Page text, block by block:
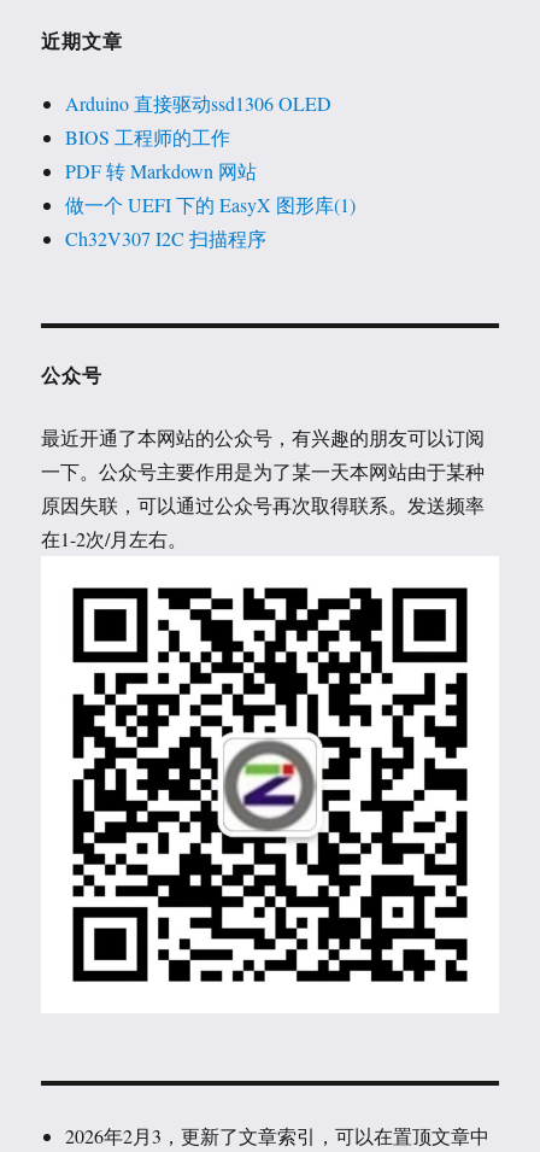
近期文章
Arduino 直接驱动ssd1306 OLED
BIOS 工程师的工作
PDF 转 Markdown 网站
做一个 UEFI 下的 EasyX 图形库(1)
Ch32V307 I2C 扫描程序
公众号
最近开通了本网站的公众号，有兴趣的朋友可以订阅
一下。公众号主要作用是为了某一天本网站由于某种
原因失联，可以通过公众号再次取得联系。发送频率
在1-2次/月左右。
2026年2月3，更新了文章索引，可以在置顶文章中